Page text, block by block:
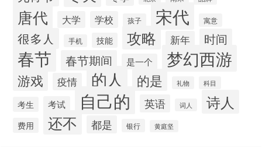
唐代 大学 学校 孩子 宋代 寓意
很多人 手机 技能 攻略 新年 时间
春节 春节期间 是一个 梦幻西游
游戏 疫情 的人 的是 礼物 科目
考生 考试 自己的 英语 词人 诗人
费用 还不 都是 银行 黄庭坚